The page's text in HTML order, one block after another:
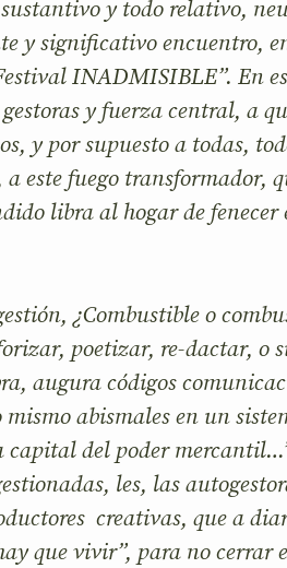
y todo relativo,
y significativo encuentro,
INADMISIBLE”. En
y fuerza central, a
y por supuesto a todas,
a este fuego transformador,
libra al hogar de
¿Combustible o
poetizar, re-dactar, o
augura códigos
mismo abismales en un
capital del poder
les, las
creativas, que a
que vivir”, para no cerrar